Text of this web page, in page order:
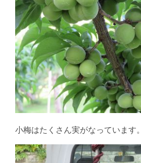
小梅はたくさん実がなっています。